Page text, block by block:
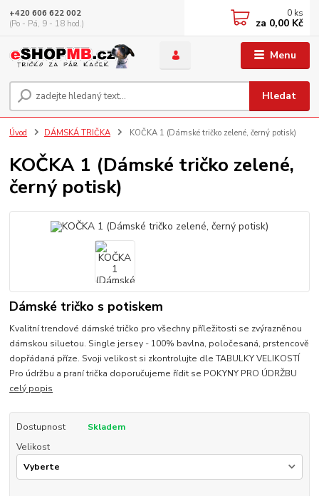
Menu
Hledat
+420 606 622 002
(Po - Pá, 9 - 18 hod.)
0 ks
za 0,00 Kč
Úvod DÁMSKÁ TRIČKA KOČKA 1 (Dámské tričko zelené, černý potisk)
KOČKA 1 (Dámské tričko zelené,
černý potisk)
Dámské tričko s potiskem
Kvalitní trendové dámské tričko pro všechny příležitosti se zvýrazněnou
dámskou siluetou. Single jersey - 100% bavlna, poločesaná, prstencově
dopřádaná příze. Svoji velikost si zkontrolujte dle TABULKY VELIKOSTÍ
Pro údržbu a praní trička doporučujeme řídit se POKYNY PRO ÚDRŽBU
celý popis
Dostupnost
Skladem
Velikost